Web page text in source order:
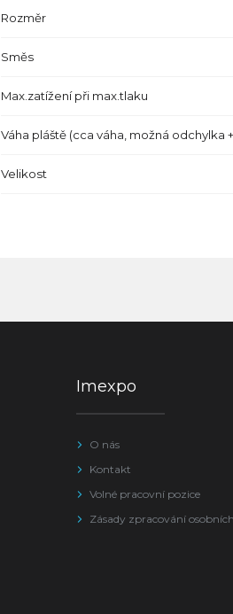
Rozměr
Směs
Max.zatížení při max.tlaku
Váha pláště (cca váha, možná odchylka
Velikost
Imexpo
O nás
Kontakt
Volné pracovní pozice
Zásady zpracování